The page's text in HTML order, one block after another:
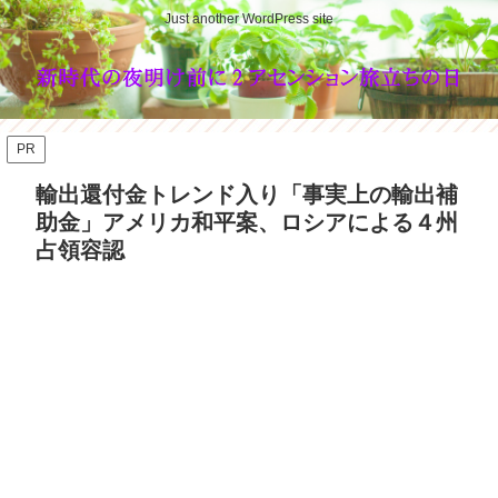
Just another WordPress site
PR
輸出還付金トレンド入り「事実上の輸出補
助金」アメリカ和平案、ロシアによる４州
占領容認